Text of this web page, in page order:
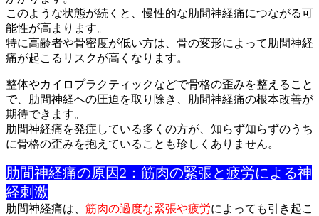
このような状態が続くと、慢性的な肋間神経痛につながる可
能性が高まります。
特に高齢者や骨密度が低い方は、骨の変形によって肋間神経
痛が起こるリスクが高くなります。
整体やカイロプラクティックなどで骨格の歪みを整えること
で、肋間神経への圧迫を取り除き、肋間神経痛の根本改善が
期待できます。
肋間神経痛を発症している多くの方が、知らず知らずのうち
に骨格の歪みを抱えていることも珍しくありません。
肋間神経痛の原因2：筋肉の緊張と疲労による神
経刺激
肋間神経痛は、 筋肉の過度な緊張や疲労によっても引き起こ